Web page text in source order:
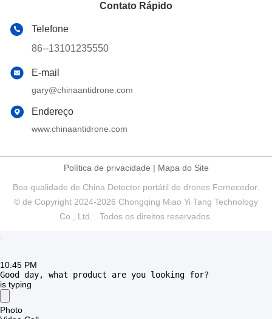
Contato Rápido
Telefone
86--13101235550
E-mail
gary@chinaantidrone.com
Endereço
www.chinaantidrone.com
Política de privacidade | Mapa do Site
Boa qualidade de China Detector portátil de drones Fornecedor.
© de Copyright 2024-2026 Chongqing Miao Yi Tang Technology
Co., Ltd. . Todos os direitos reservados.
10:45 PM
Good day, what product are you looking for?
is typing
Photo